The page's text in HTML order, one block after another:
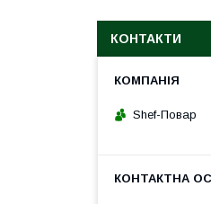
КОНТАКТИ
Shef-Повар